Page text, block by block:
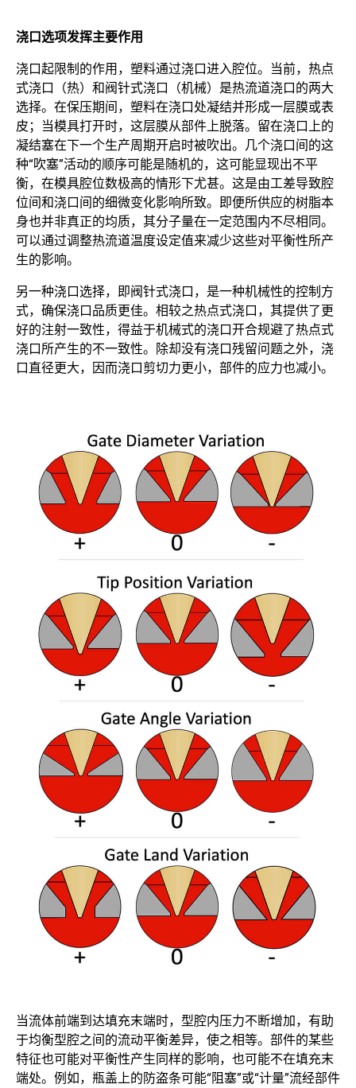
浇口选项发挥主要作用
浇口起限制的作用，塑料通过浇口进入腔位。当前，热点
式浇口（热）和阀针式浇口（机械）是热流道浇口的两大
选择。在保压期间，塑料在浇口处凝结并形成一层膜或表
皮；当模具打开时，这层膜从部件上脱落。留在浇口上的
凝结塞在下一个生产周期开启时被吹出。几个浇口间的这
种“吹塞”活动的顺序可能是随机的，这可能显现出不平
衡，在模具腔位数极高的情形下尤甚。这是由工差导致腔
位间和浇口间的细微变化影响所致。即便所供应的树脂本
身也并非真正的均质，其分子量在一定范围内不尽相同。
可以通过调整热流道温度设定值来减少这些对平衡性所产
生的影响。
另一种浇口选择，即阀针式浇口，是一种机械性的控制方
式，确保浇口品质更佳。相较之热点式浇口，其提供了更
好的注射一致性，得益于机械式的浇口开合规避了热点式
浇口所产生的不一致性。除却没有浇口残留问题之外，浇
口直径更大，因而浇口剪切力更小，部件的应力也减小。
当流体前端到达填充末端时，型腔内压力不断增加，有助
于均衡型腔之间的流动平衡差异，使之相等。部件的某些
特征也可能对平衡性产生同样的影响，也可能不在填充末
端处。例如，瓶盖上的防盗条可能“阻塞”或“计量”流经部件